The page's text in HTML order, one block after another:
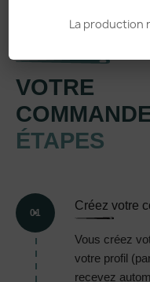
La production
VOTRE
ÉTAPES
01
Créez votre
Vous créez
votre profil
recevez